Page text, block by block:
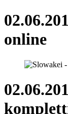
online